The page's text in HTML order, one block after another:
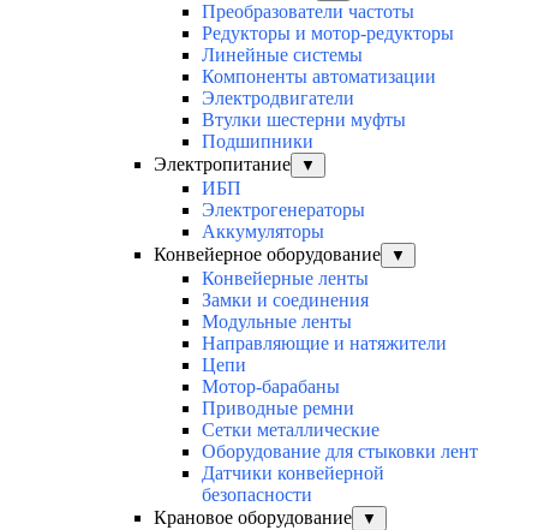
Преобразователи частоты
Редукторы и мотор-редукторы
Линейные системы
Компоненты автоматизации
Электродвигатели
Втулки шестерни муфты
Подшипники
Электропитание
▼
ИБП
Электрогенераторы
Аккумуляторы
Конвейерное оборудование
▼
Конвейерные ленты
Замки и соединения
Модульные ленты
Направляющие и натяжители
Цепи
Мотор-барабаны
Приводные ремни
Сетки металлические
Оборудование для стыковки лент
Датчики конвейерной
безопасности
Крановое оборудование
▼